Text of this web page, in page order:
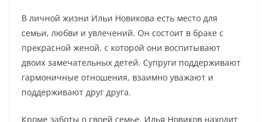
В личной жизни Ильи Новикова есть место для
семьи, любви и увлечений. Он состоит в браке с
прекрасной женой, с которой они воспитывают
двоих замечательных детей. Супруги поддерживают
гармоничные отношения, взаимно уважают и
поддерживают друг друга.
Кроме заботы о своей семье, Илья Новиков находит